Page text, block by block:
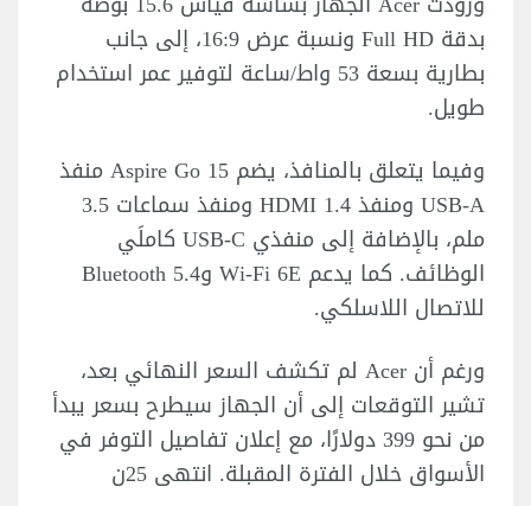
بدقة Full HD ونسبة عرض 16:9، إلى جانب
بطارية بسعة 53 واط/ساعة لتوفير عمر استخدام
طويل.
وفيما يتعلق بالمنافذ، يضم Aspire Go 15 منفذ
USB-A ومنفذ HDMI 1.4 ومنفذ سماعات 3.5
ملم، بالإضافة إلى منفذي USB-C كاملَي
الوظائف. كما يدعم Wi-Fi 6E وBluetooth 5.4
للاتصال اللاسلكي.
ورغم أن Acer لم تكشف السعر النهائي بعد،
تشير التوقعات إلى أن الجهاز سيطرح بسعر يبدأ
من نحو 399 دولارًا، مع إعلان تفاصيل التوفر في
الأسواق خلال الفترة المقبلة. انتهى 25ن